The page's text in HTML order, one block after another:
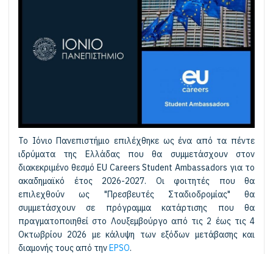
Το Ιόνιο Πανεπιστήμιο επιλέχθηκε ως ένα από τα πέντε
ιδρύματα της Ελλάδας που θα συμμετάσχουν στον
διακεκριμένο θεσμό EU Careers Student Ambassadors για το
ακαδημαϊκό έτος 2026-2027. Οι φοιτητές που θα
επιλεχθούν ως "Πρεσβευτές Σταδιοδρομίας" θα
συμμετάσχουν σε πρόγραμμα κατάρτισης που θα
πραγματοποιηθεί στο Λουξεμβούργο από τις 2 έως τις 4
Οκτωβρίου 2026 με κάλυψη των εξόδων μετάβασης και
διαμονής τους από τηνEPSO.